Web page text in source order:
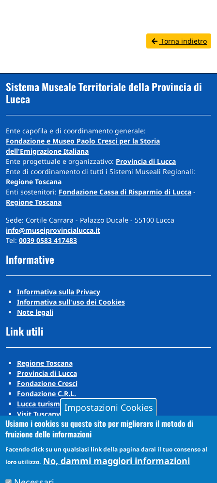
Torna indietro
Sistema Museale Territoriale della Provincia di
Lucca
Ente capofila e di coordinamento generale:
Fondazione e Museo Paolo Cresci per la Storia
dell'Emigrazione Italiana
Ente progettuale e organizzativo: Provincia di Lucca
Ente di coordinamento di tutti i Sistemi Museali Regionali:
Regione Toscana
Enti sostenitori: Fondazione Cassa di Risparmio di Lucca -
Regione Toscana
Sede: Cortile Carrara - Palazzo Ducale - 55100 Lucca
info@museiprovincialucca.it
Tel: 0039 0583 417483
Informative
Informativa sulla Privacy
Informativa sull'uso dei Cookies
Note legali
Link utili
Regione Toscana
Provincia di Lucca
Fondazione Cresci
Fondazione C.R.L.
Lucca turismo
Visit Tuscany
Puccini Lands
Social media
Impostazioni Cookies
Usiamo i cookies su questo sito per migliorare il metodo di
fruizione delle informazioni
Facendo click su un qualsiasi link della pagina darai il tuo consenso al
loro utilizzo. No, dammi maggiori informazioni